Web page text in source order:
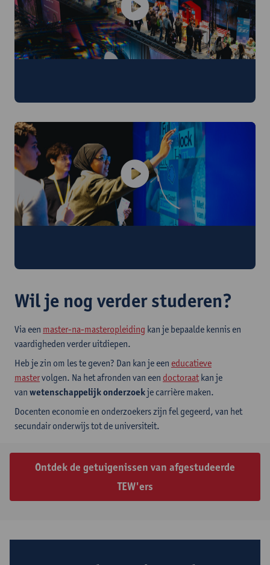
Wil je nog verder studeren?
Via een master-na-masteropleiding kan je bepaalde kennis en
vaardigheden verder uitdiepen.
Heb je zin om les te geven? Dan kan je een educatieve
mastervolgen. Na het afronden van een doctoraatkan je
van wetenschappelijk onderzoekje carrière maken.
Docenten economie en onderzoekers zijn fel gegeerd, van het
secundair onderwijs tot de universiteit.
Ontdek de getuigenissen van afgestudeerde
TEW'ers